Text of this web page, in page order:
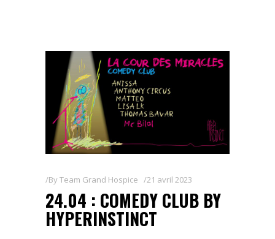
ByTeam Grand Hospice 21 avril 2023
24.04 : COMEDY CLUB BY
HYPERINSTINCT